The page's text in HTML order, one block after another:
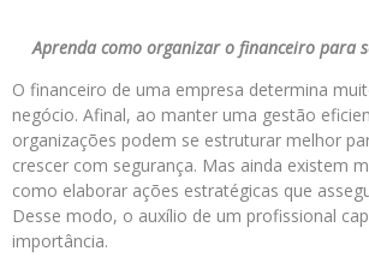
Aprenda como organizar o financeiro para
O financeiro de uma empresa determina
negócio. Afinal, ao manter uma gestão
organizações podem se estruturar melhor
crescer com segurança. Mas ainda existem
como elaborar ações estratégicas que
Desse modo, o auxílio de um profissional
importância.